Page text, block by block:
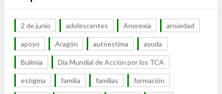
2 de junio adolescentes Anorexia ansiedad
apoyo Aragón autoestima ayuda
Bulimia Día Mundial de Acción por los TCA
estigma familia familias formación